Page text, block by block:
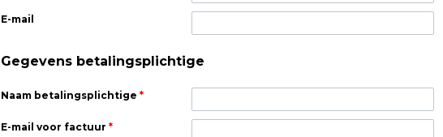
E-mail
Gegevens betalingsplichtige
Naam betalingsplichtige *
E-mail voor factuur *